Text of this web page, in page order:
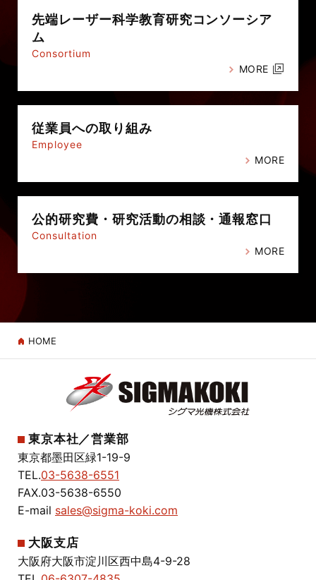
先端レーザー科学教育研究コンソーシア
ム
Consortium
MORE
従業員への取り組み
Employee
MORE
公的研究費・ 研究活動の相談・通報窓口
Consultation
MORE
HOME
東京本社／営業部
東京都墨田区緑1-19-9
TEL.03-5638-6551
FAX.03-5638-6550
E-mail sales@sigma-koki.com
大阪支店
大阪府大阪市淀川区西中島4-9-28